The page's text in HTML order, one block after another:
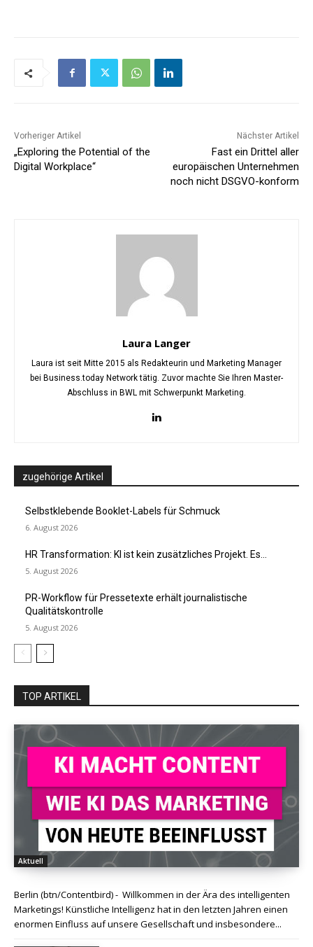
Vorheriger Artikel
„Exploring the Potential of the
Digital Workplace“
Nächster Artikel
Fast ein Drittel aller
europäischen Unternehmen
noch nicht DSGVO-konform
Laura Langer
Laura ist seit Mitte 2015 als Redakteurin und Marketing Manager
bei Business.today Network tätig. Zuvor machte Sie Ihren Master-
Abschluss in BWL mit Schwerpunkt Marketing.
zugehörige Artikel
Selbstklebende Booklet-Labels für Schmuck
6. August 2026
HR Transformation: KI ist kein zusätzliches Projekt. Es...
5. August 2026
PR-Workflow für Pressetexte erhält journalistische
Qualitätskontrolle
5. August 2026
TOP ARTIKEL
Aktuell
Berlin (btn/Contentbird) - Willkommen in der Ära des intelligenten
Marketings! Künstliche Intelligenz hat in den letzten Jahren einen
enormen Einfluss auf unsere Gesellschaft und insbesondere...